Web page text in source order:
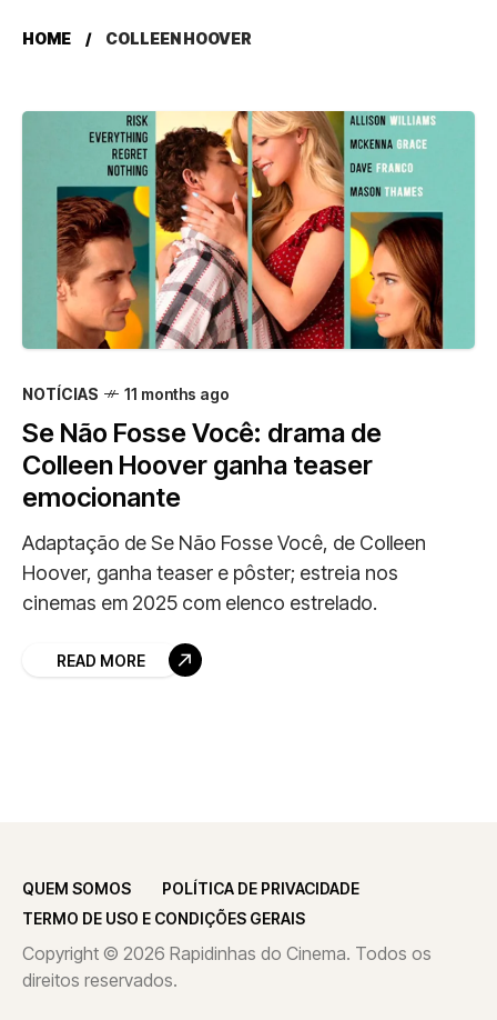
HOME COLLEEN HOOVER
NOTÍCIAS 11 months ago
Se Não Fosse Você: drama de
Colleen Hoover ganha teaser
emocionante
Adaptação de Se Não Fosse Você, de Colleen
Hoover, ganha teaser e pôster; estreia nos
cinemas em 2025 com elenco estrelado.
READ MORE
QUEM SOMOS
POLÍTICA DE PRIVACIDADE
TERMO DE USO E CONDIÇÕES GERAIS
Copyright © 2026 Rapidinhas do Cinema. Todos os
direitos reservados.